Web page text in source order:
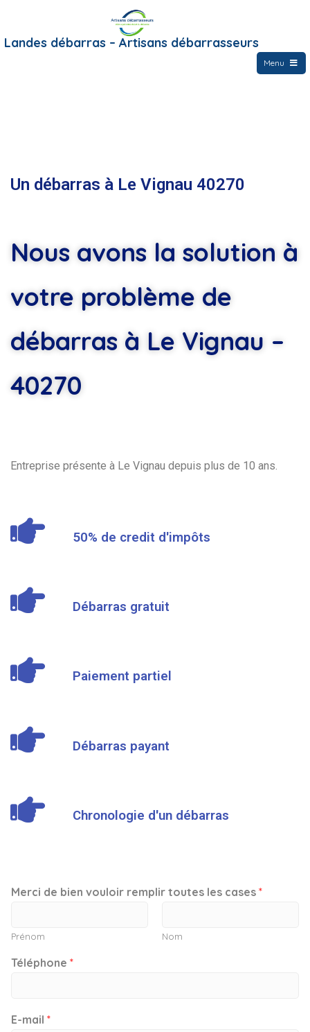
Landes débarras – Artisans débarrasseurs
Menu
Un débarras à Le Vignau 40270
Nous avons la solution à
votre problème de
débarras à Le Vignau –
40270
Entreprise présente à Le Vignau depuis plus de 10 ans.
50% de credit d'impôts
Débarras gratuit
Paiement partiel
Débarras payant
Chronologie d'un débarras
Merci de bien vouloir remplir toutes les cases *
Prénom Nom
Téléphone *
E-mail *